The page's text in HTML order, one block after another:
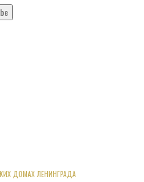
ДОМАХ ЛЕНИНГРАДА